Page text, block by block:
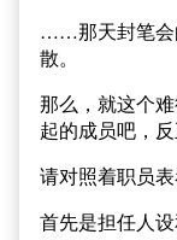
……那天封笔会
散。
那么，就这个
起的成员吧，反
请对照着职员表
首先是担任人设